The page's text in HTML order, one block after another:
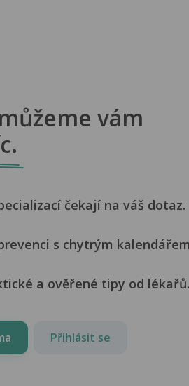
vám
čekají na váš dotaz.
s chytrým
a ověřené tipy od lékařů.
Přihlásit se